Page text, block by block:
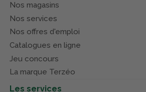
Nos magasins
Nos services
Nos offres d'emploi
Catalogues en ligne
Jeu concours
La marque Terzéo
Les services